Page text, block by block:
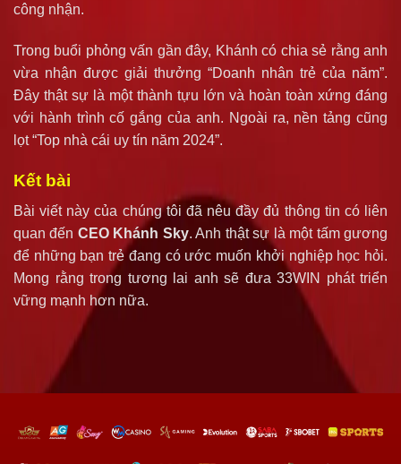
công nhận.
Trong buổi phỏng vấn gần đây, Khánh có chia sẻ rằng anh
vừa nhận được giải thưởng “Doanh nhân trẻ của năm”.
Đây thật sự là một thành tựu lớn và hoàn toàn xứng đáng
với hành trình cố gắng của anh. Ngoài ra, nền tảng cũng
lọt “Top nhà cái uy tín năm 2024”.
Kết bài
Bài viết này của chúng tôi đã nêu đầy đủ thông tin có liên
quan đến CEO Khánh Sky. Anh thật sự là một tấm gương
để những bạn trẻ đang có ước muốn khởi nghiệp học hỏi.
Mong rằng trong tương lai anh sẽ đưa 33WIN phát triển
vững mạnh hơn nữa.